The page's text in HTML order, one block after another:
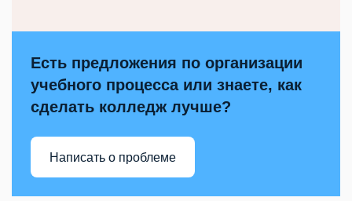
Есть предложения по организации
учебного процесса или знаете, как
сделать колледж лучше?
Написать о проблеме